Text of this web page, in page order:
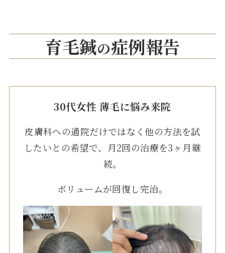
育毛鍼の症例報告
30代女性 薄毛に悩み来院
皮膚科への通院だけではなく他の方法を試
したいとの希望で、月2回の治療を3ヶ月継
続。
ボリュームが回復し完治。